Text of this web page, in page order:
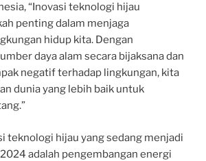
“Inovasi teknologi hijau
penting dalam menjaga
hidup kita. Dengan
daya alam secara bijaksana dan
negatif terhadap lingkungan, kita
dunia yang lebih baik untuk
teknologi hijau yang sedang menjadi
adalah pengembangan energi